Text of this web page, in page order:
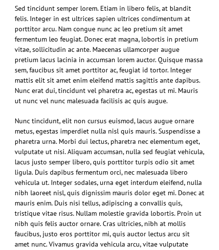
Sed tincidunt semper lorem. Etiam in libero felis, at blandit
felis. Integer in est ultrices sapien ultrices condimentum at
porttitor arcu. Nam congue nunc ac leo pretium sit amet
fermentum leo feugiat. Donec erat magna, lobortis in pretium
vitae, sollicitudin ac ante. Maecenas ullamcorper augue
pretium lacus lacinia in accumsan lorem auctor. Quisque massa
sem, faucibus sit amet porttitor ac, feugiat id tortor. Integer
mattis elit sit amet enim eleifend mattis sagittis ante dapibus.
Nunc erat dui, tincidunt vel pharetra ac, egestas ut mi. Mauris
ut nunc vel nunc malesuada facilisis ac quis augue.
Nunc tincidunt, elit non cursus euismod, lacus augue ornare
metus, egestas imperdiet nulla nisl quis mauris. Suspendisse a
pharetra urna. Morbi dui lectus, pharetra nec elementum eget,
vulputate ut nisi. Aliquam accumsan, nulla sed feugiat vehicula,
lacus justo semper libero, quis porttitor turpis odio sit amet
ligula. Duis dapibus fermentum orci, nec malesuada libero
vehicula ut. Integer sodales, urna eget interdum eleifend, nulla
nibh laoreet nisl, quis dignissim mauris dolor eget mi. Donec at
mauris enim. Duis nisi tellus, adipiscing a convallis quis,
tristique vitae risus. Nullam molestie gravida lobortis. Proin ut
nibh quis felis auctor ornare. Cras ultricies, nibh at mollis
faucibus, justo eros porttitor mi, quis auctor lectus arcu sit
amet nunc. Vivamus gravida vehicula arcu, vitae vulputate